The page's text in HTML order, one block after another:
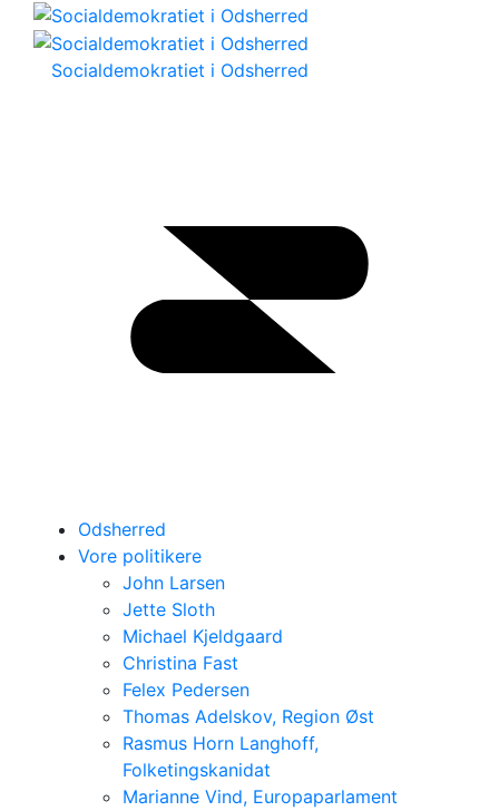
Socialdemokratiet i Odsherred
Odsherred
Vore politikere
John Larsen
Jette Sloth
Michael Kjeldgaard
Christina Fast
Felex Pedersen
Thomas Adelskov, Region Øst
Rasmus Horn Langhoff,
Folketingskanidat
Marianne Vind, Europaparlament